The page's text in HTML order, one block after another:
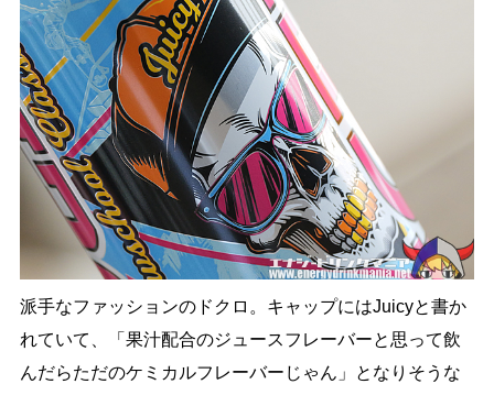
派手なファッションのドクロ。キャップにはJuicyと書か
れていて、「果汁配合のジュースフレーバーと思って飲
んだらただのケミカルフレーバーじゃん」となりそうな